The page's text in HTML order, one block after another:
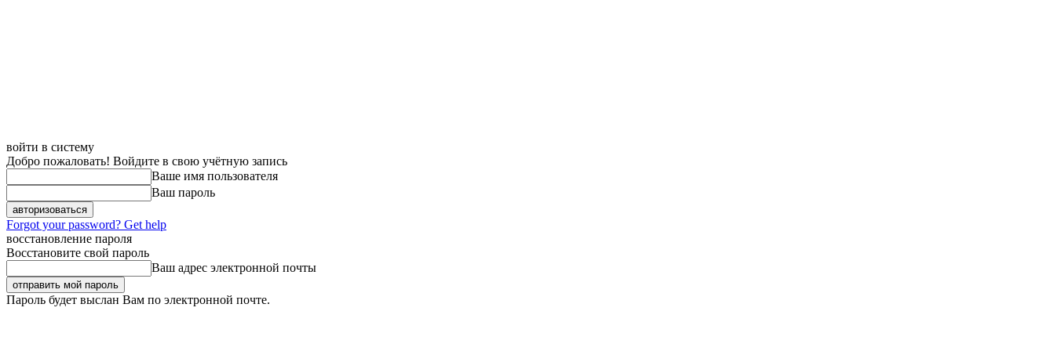
войти в систему
Добро пожаловать! Войдите в свою учётную запись
Ваше имя пользователя
Ваш пароль
Forgot your password? Get help
восстановление пароля
Восстановите свой пароль
Ваш адрес электронной почты
Пароль будет выслан Вам по электронной почте.